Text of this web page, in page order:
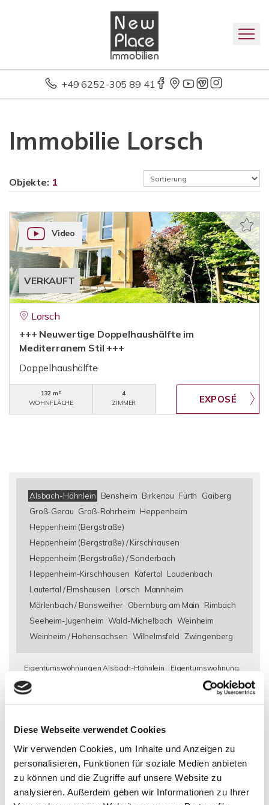
Diese Webseite verwendet Cookies
Wir verwenden Cookies, um Inhalte und Anzeigen zu
personalisieren, Funktionen für soziale Medien anbieten
zu können und die Zugriffe auf unsere Website zu
analysieren. Außerdem geben wir Informationen zu Ihrer
+49 6252-305 89 41
Immobilie Lorsch
Objekte: 1
VERKAUFT
Video
Lorsch
+++ Neuwertige Doppelhaushälfte im
Mediterranem Stil +++
Doppelhaushälfte
132 m²
WOHNFLÄCHE
4
ZIMMER
Alsbach-Hähnlein Bensheim Birkenau Fürth
Gaiberg
Groß-Gerau Groß-Rohrheim Heppenheim
Heppenheim (Bergstraße)
Heppenheim (Bergstraße) / Kirschhausen
Heppenheim (Bergstraße) / Sonderbach
Heppenheim-Kirschhausen
Käfertal Laudenbach
Lautertal / Elmshausen
Lorsch
Mannheim
Mörlenbach / Bonsweiher Obernburg am Main
Rimbach
Seeheim-Jugenheim Wald-Michelbach Weinheim
Weinheim / Hohensachsen Wilhelmsfeld Zwingenberg
Eigentumswohnungen Alsbach-Hähnlein
Eigentumswohnung
Alsbach-Hähnlein
Wohnungen
Alsbach-Hähnlein
Wohnung Alsbach-Hähnlein
Alsbach-Hähnlein
Immobilie Alsbach-Hähnlein
Immobilien
Alsbach-Hähnlein
Immobilienkauf Alsbach-Hähnlein